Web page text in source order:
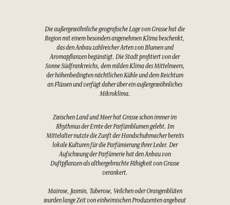
Die außergewöhnliche geografische Lage von Grasse hat die
Region mit einem besonders angenehmen Klima beschenkt,
das den Anbau zahlreicher Arten von Blumen und
Aromapflanzen begünstigt. Die Stadt profitiert von der
Sonne Südfrankreichs, dem milden Klima des Mittelmeers,
der höhenbedingten nächtlichen Kühle und dem Reichtum
an Flüssen und verfügt daher über ein außergewöhnliches
Mikroklima.
Zwischen Land und Meer hat Grasse schon immer im
Rhythmus der Ernte der Parfümblumen gelebt. Im
Mittelalter nutzte die Zunft der Handschuhmacher bereits
lokale Kulturen für die Parfümierung ihrer Leder. Der
Aufschwung der Parfümerie hat den Anbau von
Duftpflanzen als althergebrachte Fähigkeit von Grasse
verankert.
Mairose, Jasmin, Tuberose, Veilchen oder Orangenblüten
wurden lange Zeit von einheimischen Produzenten angebaut